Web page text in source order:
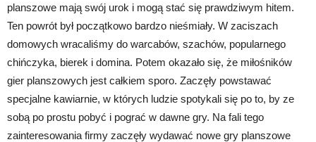
planszowe mają swój urok i mogą stać się prawdziwym hitem.
Ten powrót był początkowo bardzo nieśmiały. W zaciszach
domowych wracaliśmy do warcabów, szachów, popularnego
chińczyka, bierek i domina. Potem okazało się, że miłośników
gier planszowych jest całkiem sporo. Zaczęły powstawać
specjalne kawiarnie, w których ludzie spotykali się po to, by ze
sobą po prostu pobyć i pograć w dawne gry. Na fali tego
zainteresowania firmy zaczęły wydawać nowe gry planszowe